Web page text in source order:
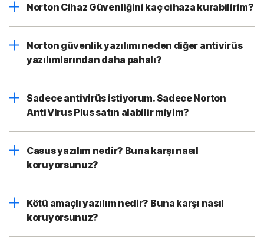
Norton Cihaz Güvenliğini kaç cihaza kurabilirim?
Norton güvenlik yazılımı neden diğer antivirüs
yazılımlarından daha pahalı?
Sadece antivirüs istiyorum. Sadece Norton
AntiVirus Plus satın alabilir miyim?
Casus yazılım nedir? Buna karşı nasıl
koruyorsunuz?
Kötü amaçlı yazılım nedir? Buna karşı nasıl
koruyorsunuz?